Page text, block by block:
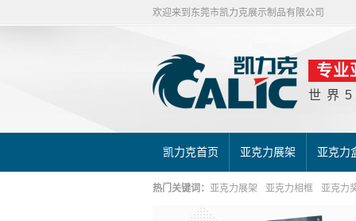
欢迎来到东莞市凯力克展示制品有限公司
专业
世界
凯力克首页 亚克力展架 亚克力
热门关键词： 亚克力展架 亚克力相框 亚克力